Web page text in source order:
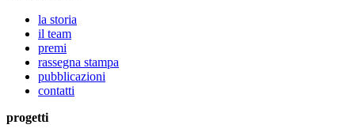
la storia
il team
premi
rassegna stampa
pubblicazioni
contatti
progetti